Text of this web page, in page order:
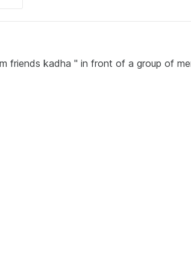
friends kadha " in front of a group of